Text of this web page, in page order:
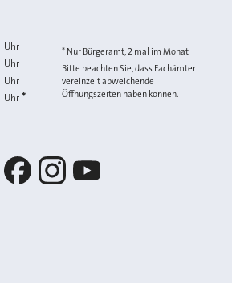
Uhr
Uhr
Uhr
Uhr *
* Nur Bürgeramt, 2 mal im Monat
Bitte beachten Sie, dass Fachämter
vereinzelt abweichende
Öffnungszeiten haben können.